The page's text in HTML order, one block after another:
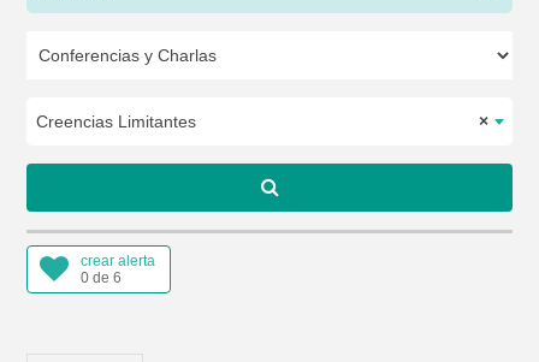
×
Creencias Limitantes
crear alerta
0 de 6